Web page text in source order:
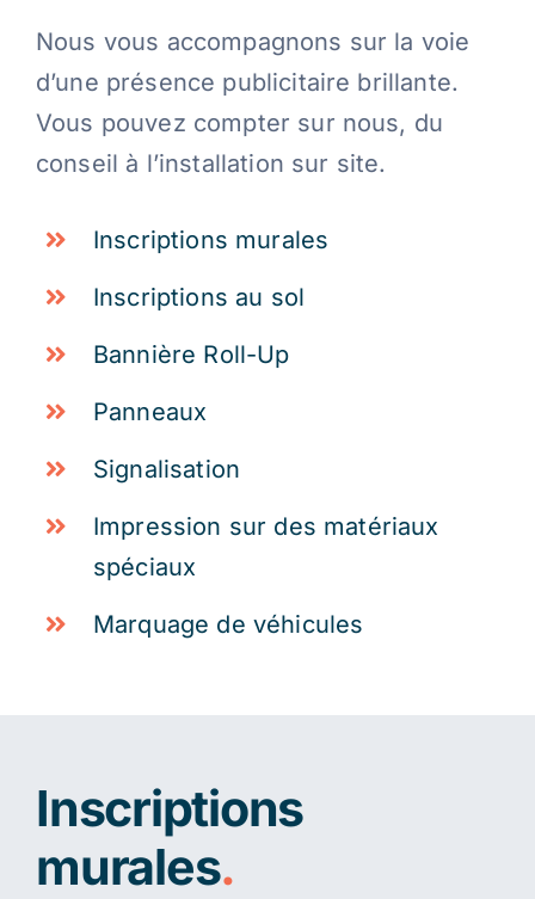
Nous vous accompagnons sur la voie
d’une présence publicitaire brillante.
Vous pouvez compter sur nous, du
conseil à l’installation sur site.
Inscriptions murales
Inscriptions au sol
Bannière Roll-Up
Panneaux
Signalisation
Impression sur des matériaux
spéciaux
Marquage de véhicules
Inscriptions
murales.